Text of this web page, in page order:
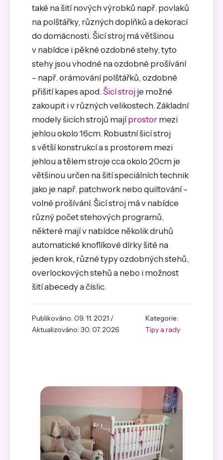
také na šití nových výrobků např. povlaků
na polštářky, různých doplňků a dekorací
do domácnosti. Šicí stroj má většinou
v nabídce i pěkné ozdobné stehy, tyto
stehy jsou vhodné na ozdobné prošívání
– např. orámování polštářků, ozdobné
přišití kapes apod.Šicí stroj je možné
zakoupit i v různých velikostech. Základní
modely šicích strojů majíprostor mezi
jehlou okolo 16cm. Robustní šicí stroj
s větší konstrukcí a s prostorem mezi
jehlou a tělem stroje cca okolo 20cm je
většinou určen na šití speciálních technik
jako je např. patchwork nebo quiltování –
volné prošívání. Šicí stroj má v nabídce
různý počet stehových programů,
některé mají v nabídce několik druhů
automatické knoflíkové dírky šité na
jeden krok, různé typy ozdobných stehů,
overlockových stehů a nebo i možnost
šití abecedy a číslic.
Publikováno: 09. 11. 2021 /
Aktualizováno: 30. 07. 2026
Kategorie:
Tipy a rady